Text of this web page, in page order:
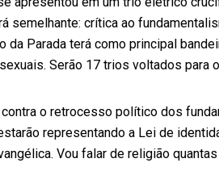
semelhante: crítica ao
da Parada terá como principal
Serão 17 trios voltados para
o retrocesso político dos
representando a Lei de
Vou falar de religião